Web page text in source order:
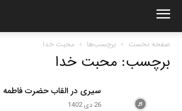
صفحه نخست برچسب‌ها محبت خدا
برچسب: محبت خدا
سیری در القاب حضرت فاطمه
26 دی 1402